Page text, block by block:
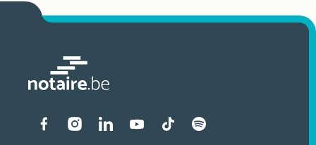
Liens vers les réseaux